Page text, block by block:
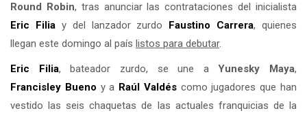
Round Robin, tras anunciar las contrataciones del inicialista
Eric Filiay del lanzador zurdo Faustino Carrera, quienes
llegan este domingo al país listos para debutar.
Eric Filia, bateador zurdo, se une aYunesky Maya,
Francisley Bueno y a Raúl Valdéscomo jugadores que han
vestido las seis chaquetas de las actuales franquicias de la